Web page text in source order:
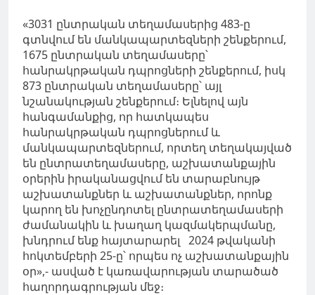
«3031 ընտրական տեղամասերից 483-ը
գտնվում են մանկապարտեզների շենքերում,
1675 ընտրական տեղամասերը՝
հանրակրթական դպրոցների շենքերում, իսկ
873 ընտրական տեղամասերը՝ այլ
նշանակության շենքերում։ Ելնելով այն
հանգամանքից, որ հատկապես
հանրակրթական դպրոցներում և
մանկապարտեզներում, որտեղ տեղակայված
են ընտրատեղամասերը, աշխատանքային
օրերին իրականացվում են տարաբնույթ
աշխատանքներ և աշխատանքներ, որոնք
կարող են խոչընդոտել ընտրատեղամասերի
ժամանակին և խաղաղ կազմակերպմանը,
խնդրում ենք հայտարարել 2024 թվականի
հոկտեմբերի 25-ը՝ որպես ոչ աշխատանքային
օր»,- ասված է կառավարության տարածած
հաղորդագրության մեջ։